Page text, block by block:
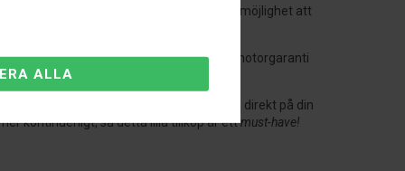
du 6 program istället för 5, och du har nu möjlighet att
upp till 15% bränsle. Du får också 2 års motorgaranti
växla mellan de olika tuningprogrammen direkt på din
kontinuerligt, så detta lilla tillköp är ettmust-have!